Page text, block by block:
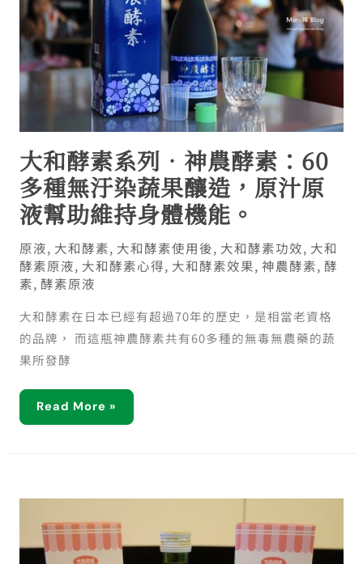
大和酵素系列．神農酵素：60
多種無汙染蔬果釀造，原汁原
液幫助維持身體機能。
原液, 大和酵素, 大和酵素使用後, 大和酵素功效, 大和
酵素原液, 大和酵素心得, 大和酵素效果, 神農酵素, 酵
素, 酵素原液
大和酵素在日本已經有超過70年的歷史，是相當老資格
的品牌， 而這瓶神農酵素共有60多種的無毒無農藥的蔬
果所發酵
Read More »